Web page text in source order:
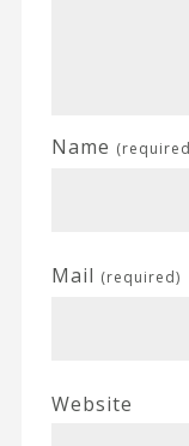
Name
Mail (required)
Website